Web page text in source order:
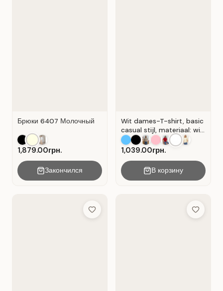
Брюки 6407 Молочный
1,879.00грн.
Закончился
Wit dames-T-shirt, basic
casual stijl, materiaal: wit
Wit.
1,039.00грн.
В корзину
Add to Wish List Add to